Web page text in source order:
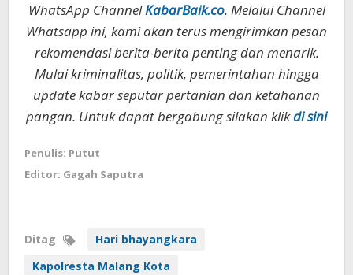
WhatsApp ChannelKabarBaik.co. Melalui Channel
Whatsapp ini, kami akan terus mengirimkan pesan
rekomendasi berita-berita penting dan menarik.
Mulai kriminalitas, politik, pemerintahan hingga
update kabar seputar pertanian dan ketahanan
pangan. Untuk dapat bergabung silakan klikdi sini
Penulis: Putut
Editor: Gagah Saputra
Ditag
Hari bhayangkara
Kapolresta Malang Kota